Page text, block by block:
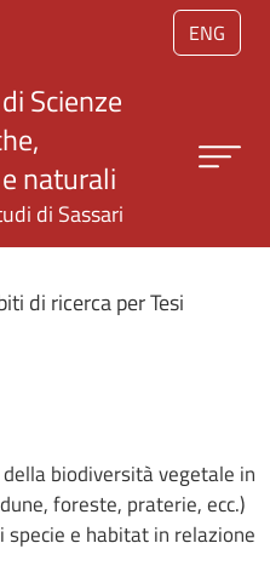
Salta al contenuto principale
ENG
Scienze
naturali
di Sassari
di ricerca per Tesi
biodiversità vegetale in
foreste, praterie, ecc.)
e habitat in relazione